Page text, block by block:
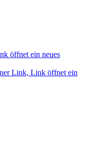
öffnet ein neues
Link, Link öffnet ein